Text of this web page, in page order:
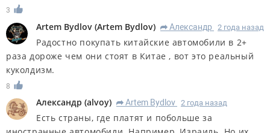
3
Artem Bydlov (Artem Bydlov) R Александр 2 года назад
Радостно покупать китайские автомобили в 2+
раза дороже чем они стоят в Китае , вот это реальный
куколдизм.
8
Александр (alvoy) R Artem Bydlov 2 года назад
Есть страны, где платят и побольше за